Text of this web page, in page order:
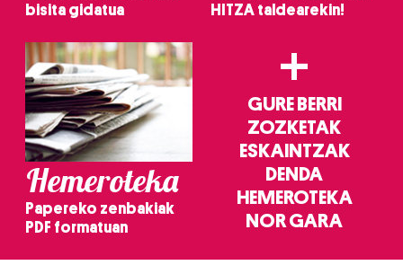
bisita gidatua
HITZA taldearekin!
Hemeroteka
Papereko zenbakiak
PDF formatuan
+
GURE BERRI
ZOZKETAK
ESKAINTZAK
DENDA
HEMEROTEKA
NOR GARA